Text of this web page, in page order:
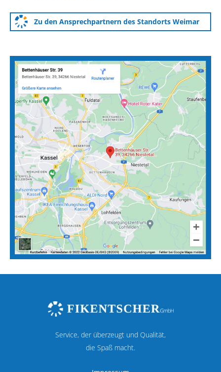
Zu den Ansprechpartnern des Standorts Weimar
Anfahrtskarten zu unseren Standorten
Service, der überzeugt und Qualität,
die Spaß macht.